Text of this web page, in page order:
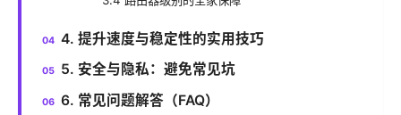
4. 提升速度与稳定性的实用技巧
5. 安全与隐私：避免常见坑
6. 常见问题解答（FAQ）